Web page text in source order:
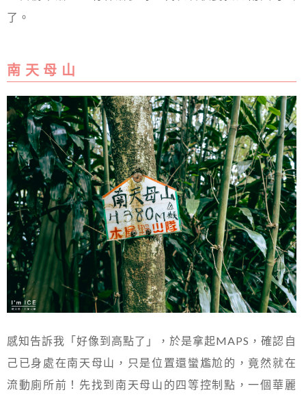
了。
南 天 母 山
感知告訴我「好像到高點了」，於是拿起MAPS，確認自
己已身處在南天母山，只是位置還蠻尷尬的，竟然就在
流動廁所前！先找到南天母山的四等控制點，一個華麗